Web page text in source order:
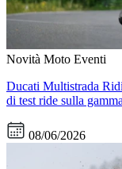
Novità Moto Eventi
Ducati Multistrada
di test ride sulla
08/06/2026